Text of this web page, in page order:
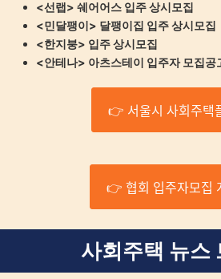
<선랩> 쉐어어스 입주 상시모집
<민달팽이> 달팽이집 입주 상시모집
<한지붕> 입주상시모집
<안테나> 아츠스테이 입주자 모집공
👉 서울시 사회주택
👉 협회 입주자모집
사회주택 뉴스